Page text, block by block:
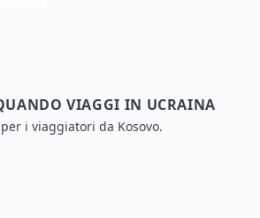
VIAGGI IN UCRAINA
i viaggiatori da Kosovo.